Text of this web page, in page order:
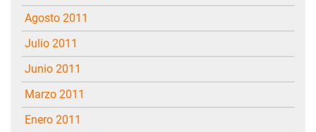
agosto 2011
julio 2011
junio 2011
marzo 2011
enero 2011